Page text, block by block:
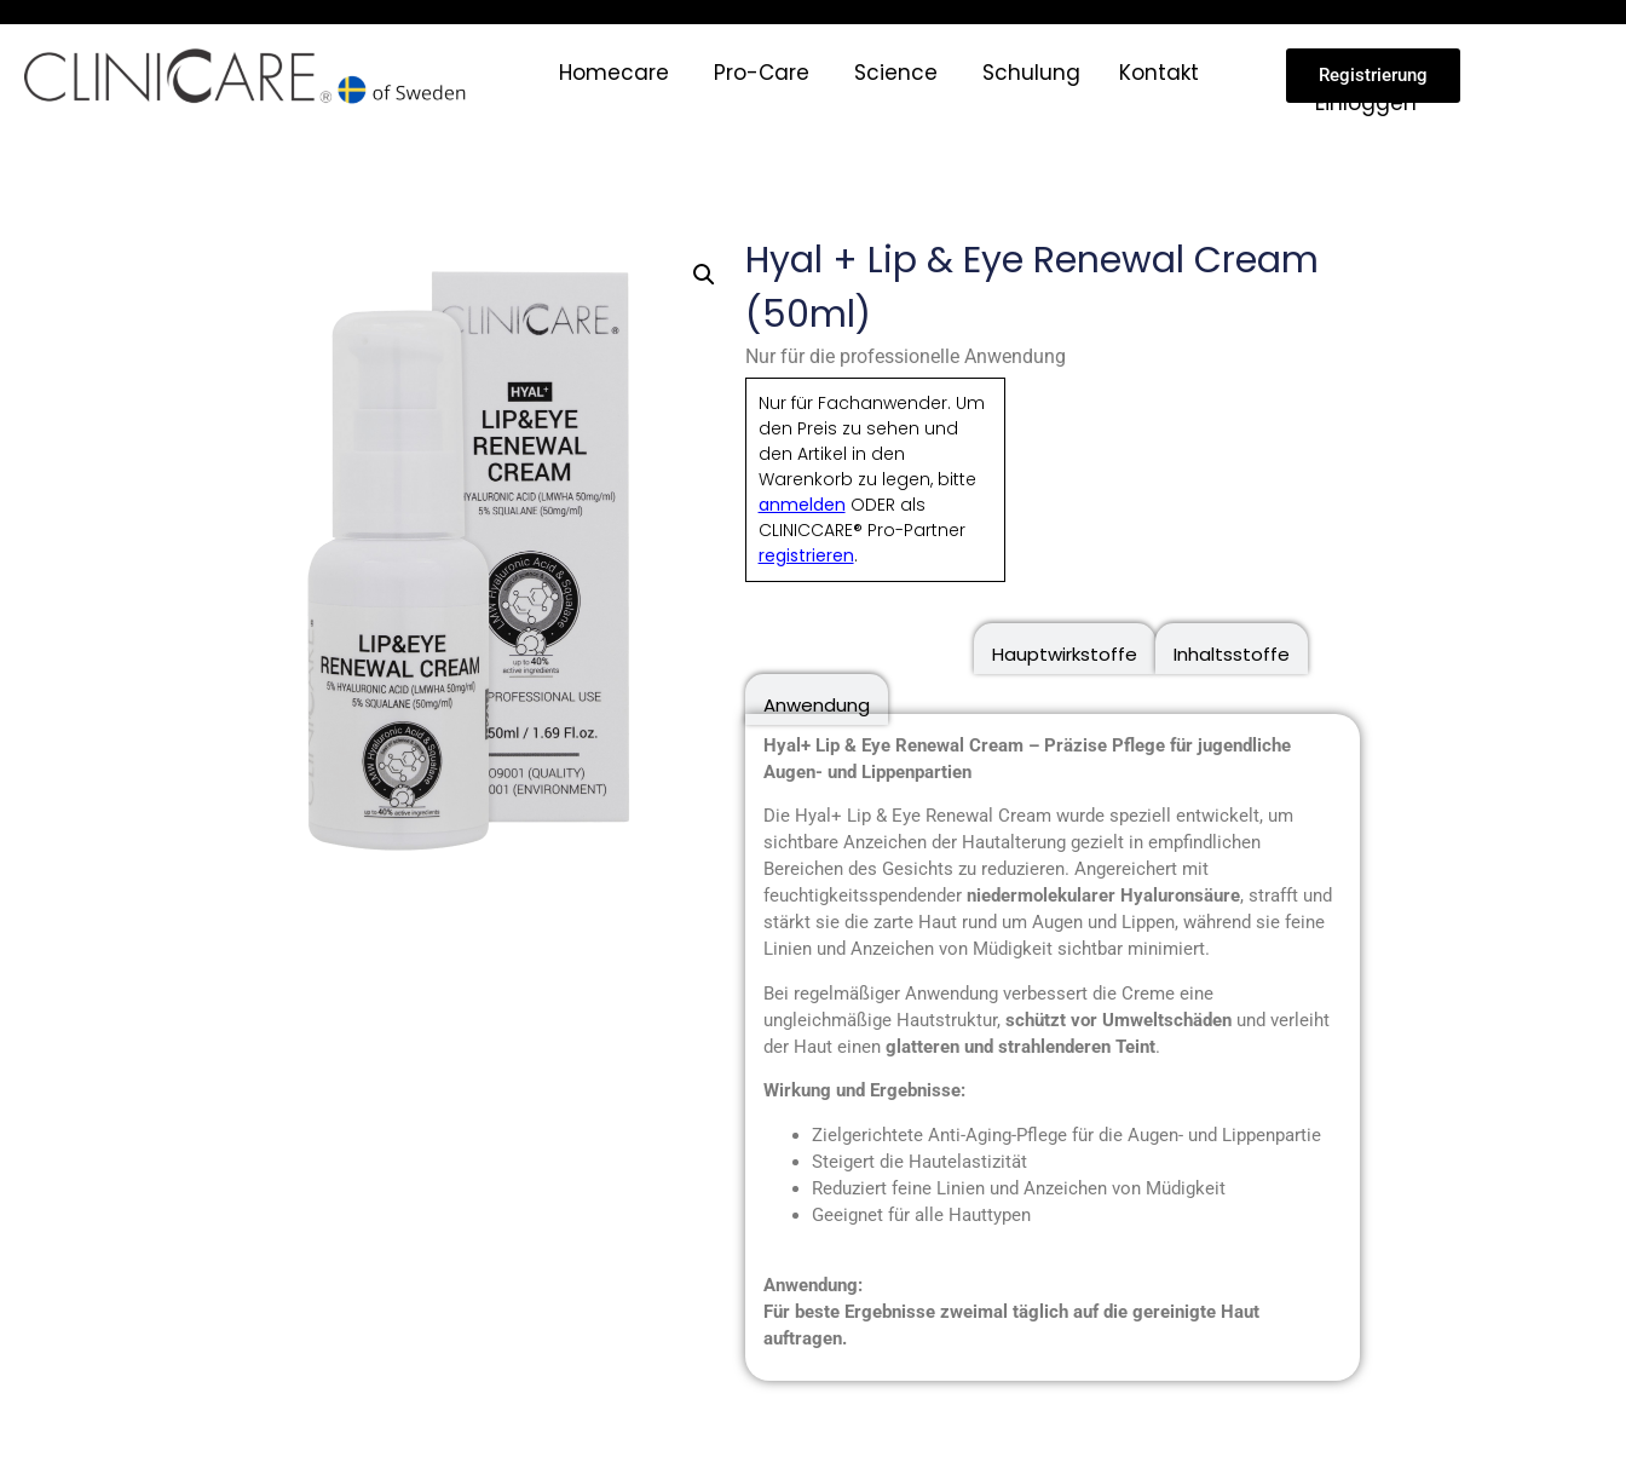
Homecare Pro-Care Science Schulung Kontakt Registrierung
Einloggen
Hyal + Lip & Eye Renewal Cream
(50ml)
Nur für die professionelle Anwendung
Nur für Fachanwender. Um
den Preis zu sehen und
den Artikel in den
Warenkorb zu legen, bitte
anmelden ODER als
CLINICCARE® Pro-Partner
registrieren.
Hauptwirkstoffe
Inhaltsstoffe
Anwendung
Hyal+ Lip & Eye Renewal Cream – Präzise Pflege für jugendliche
Augen- und Lippenpartien
Die Hyal+ Lip & Eye Renewal Cream wurde speziell entwickelt, um
sichtbare Anzeichen der Hautalterung gezielt in empfindlichen
Bereichen des Gesichts zu reduzieren. Angereichert mit
feuchtigkeitsspendender niedermolekularer Hyaluronsäure, strafft und
stärkt sie die zarte Haut rund um Augen und Lippen, während sie feine
Linien und Anzeichen von Müdigkeit sichtbar minimiert.
Bei regelmäßiger Anwendung verbessert die Creme eine
ungleichmäßige Hautstruktur, schützt vor Umweltschädenund verleiht
der Haut einen glatteren und strahlenderen Teint.
Wirkung und Ergebnisse:
Zielgerichtete Anti-Aging-Pflege für die Augen- und Lippenpartie
Steigert die Hautelastizität
Reduziert feine Linien und Anzeichen von Müdigkeit
Geeignet für alle Hauttypen
Anwendung:
Für beste Ergebnisse zweimal täglich auf die gereinigte Haut
auftragen.